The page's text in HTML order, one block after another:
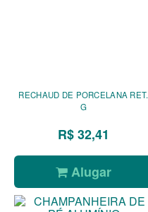
RECHAUD DE PORCELANA RET.
G
R$ 32,41
Alugar